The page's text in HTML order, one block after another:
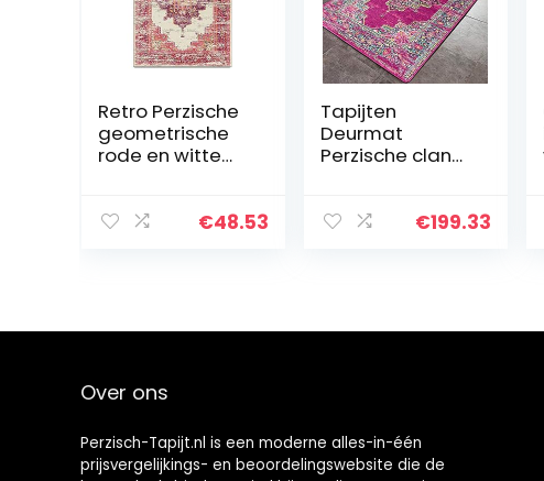
Retro Perzische
geometrische
rode en witte
slaapkamer
€48.53
Tapijten
Deurmat
Perzische clan
Hedendaagse
absorberend
€199.33
Over ons
Perzisch-Tapijt.nl is een moderne alles-in-één
prijsvergelijkings- en beoordelingswebsite die de